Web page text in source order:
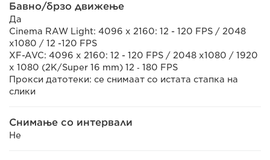
Бавно/брзо движење
Да
Cinema RAW Light: 4096 x 2160: 12 - 120 FPS / 2048
x1080 / 12 -120 FPS
XF-AVC: 4096 x 2160: 12 - 120 FPS / 2048 x1080 / 1920
x 1080 (2K/Super 16 mm) 12 ‑ 180 FPS
Прокси датотеки: се снимаат со истата стапка на
слики
Снимање со интервали
Не